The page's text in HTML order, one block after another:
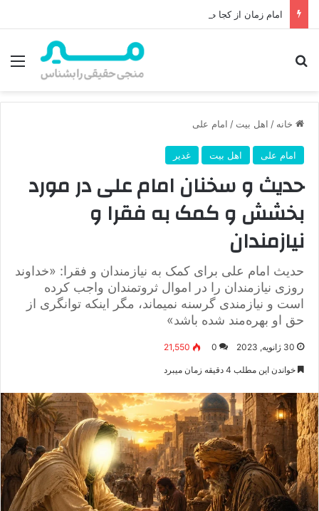
خانه / اهل بیت / امام علی
امام علی اهل بیت غدیر
حدیث و سخنان امام علی در مورد
بخشش و کمک به فقرا و
نیازمندان
حدیث امام علی برای کمک به نیازمندان و فقرا: «خداوند
روزی نیازمندان را در اموال ثروتمندان واجب کرده
است و نیازمندی گرسنه نمی‏ماند، مگر اینکه توانگری از
حق او بهره‌مند شده باشد»
30 ژانویه, 2023 0
21,550
خواندن این مطلب 4 دقیقه زمان میبرد